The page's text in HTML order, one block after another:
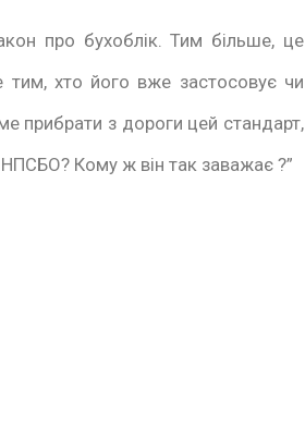
про бухоблік. Тим більше, це
хто його вже застосовує чи
прибрати з дороги цей стандарт,
Кому ж він так заважає ?”